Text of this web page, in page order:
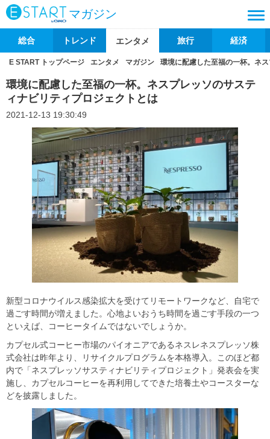
マガジン
総合 トレンド エンタメ 旅行 経済
E START トップページ エンタメ マガジン 環境に配慮した至福の一杯。ネ
環境に配慮した至福の一杯。ネスプレッソのサステ
ィナビリティプロジェクトとは
2021-12-13 19:30:49
新型コロナウイルス感染拡大を受けてリモートワークなど、自宅で
過ごす時間が増えました。心地よいおうち時間を過ごす手段の一つ
といえば、コーヒータイムではないでしょうか。
カプセル式コーヒー市場のパイオニアであるネスレネスプレッソ株
式会社は昨年より、リサイクルプログラムを本格導入。このほど都
内で「ネスプレッソサスティナビリティプロジェクト」発表会を実
施し、カプセルコーヒーを再利用してできた培養土やコースターな
どを披露しました。